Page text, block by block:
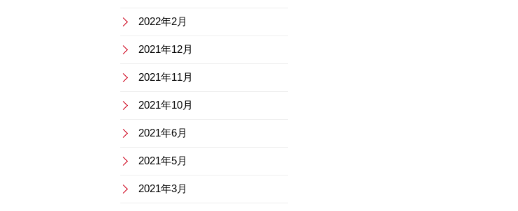
2022年2月
2021年12月
2021年11月
2021年10月
2021年6月
2021年5月
2021年3月